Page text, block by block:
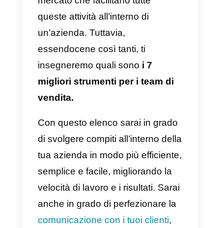
della comunicazione; strumenti
quindi capaci di facilitare lo
svolgimento di attività ripetitive
comeCRM, strumenti per la
statistiche e metriche aziendali.
Esistono molti strumenti sul
mercato che facilitano tutte
queste attività all’interno di
un’azienda. Tuttavia,